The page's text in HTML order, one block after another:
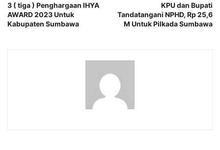
3 ( tiga ) Penghargaan IHYA
AWARD 2023 Untuk
Kabupaten Sumbawa
KPU dan Bupati
Tandatangani NPHD, Rp 25,6
M Untuk Pilkada Sumbawa